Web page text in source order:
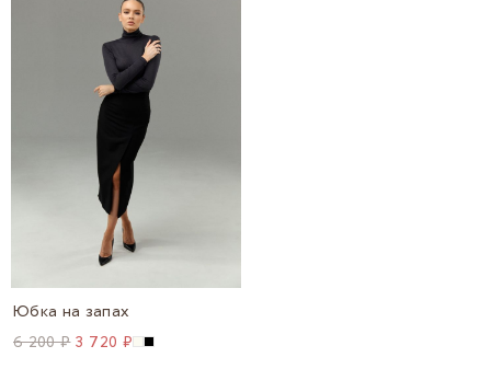
Юбка на запах
6 200 ₽ 3 720 ₽